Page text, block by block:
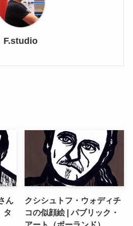
F.studio
ん
タ
クシシュトフ・ウォディチ
コの似顔絵 | パブリック・